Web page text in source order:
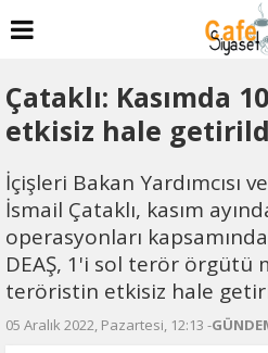
Çataklı: Kasımda
etkisiz hale
İçişleri Bakan Yardımcısı
İsmail Çataklı, kasım
operasyonları
DEAŞ, 1'i sol terör örgütü
teröristin etkisiz hale
05 Aralık 2022, Pazartesi, 12:13 -